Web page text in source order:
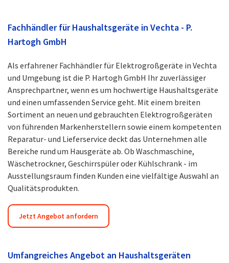
Fachhändler für Haushaltsgeräte in Vechta - P.
Hartogh GmbH
Als erfahrener Fachhändler für Elektrogroßgeräte in Vechta
und Umgebung ist die P. Hartogh GmbH Ihr zuverlässiger
Ansprechpartner, wenn es um hochwertige Haushaltsgeräte
und einen umfassenden Service geht. Mit einem breiten
Sortiment an neuen und gebrauchten Elektrogroßgeräten
von führenden Markenherstellern sowie einem kompetenten
Reparatur- und Lieferservice deckt das Unternehmen alle
Bereiche rund um Hausgeräte ab. Ob Waschmaschine,
Wäschetrockner, Geschirrspüler oder Kühlschrank - im
Ausstellungsraum finden Kunden eine vielfältige Auswahl an
Qualitätsprodukten.
Jetzt Angebot anfordern
Umfangreiches Angebot an Haushaltsgeräten